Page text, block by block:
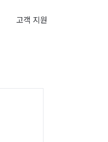
고객 지원